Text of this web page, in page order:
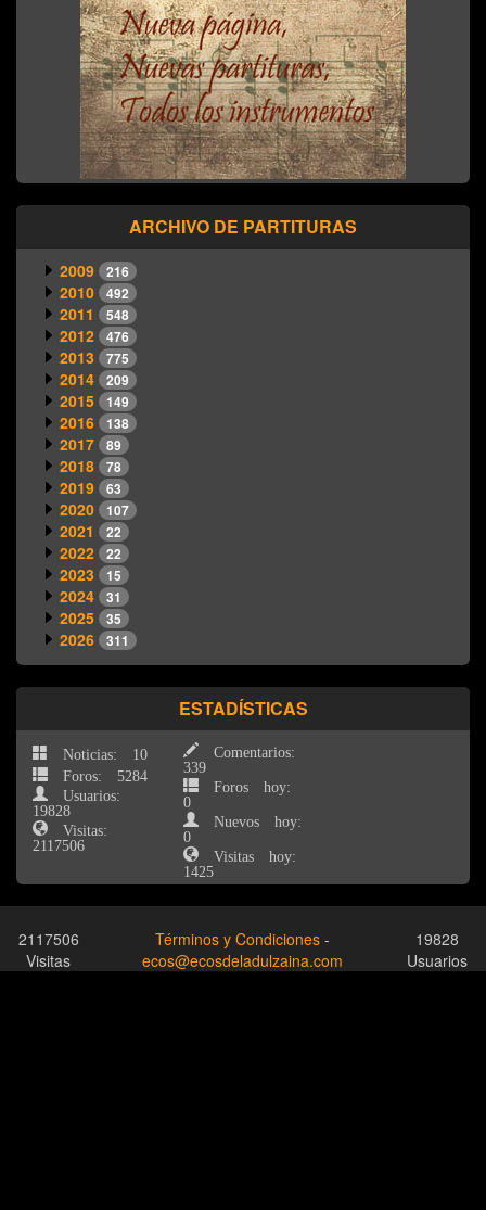
ARCHIVO DE PARTITURAS
2009 216
2010 492
2011 548
2012 476
2013 775
2014 209
2015 149
2016 138
2017 89
2018 78
2019 63
2020 107
2021 22
2022 22
2023 15
2024 31
2025 35
2026 311
ESTADÍSTICAS
Noticias: 10
Foros: 5284
Usuarios:
19828
Visitas:
2117506
Comentarios:
339
Foros hoy:
0
Nuevos hoy:
0
Visitas hoy:
1425
2117506
Visitas
Términos y Condiciones -
ecos@ecosdeladulzaina.com
19828
Usuarios